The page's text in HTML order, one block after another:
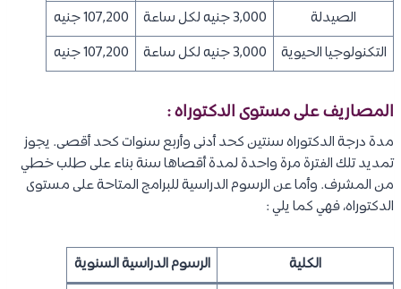
الصيدلة 3,000 جنيه لكل ساعة
107,200 جنيه
التكنولوجيا الحيوية
3,000 جنيه لكل ساعة 107,200 جنيه
المصاريف على مستوى الدكتوراه :
مدة درجة الدكتوراه سنتين كحد أدنى وأربع سنوات كحد أقصى. يجوز
تمديد تلك الفترة مرة واحدة لمدة أقصاها سنة بناء على طلب خطي
من المشرف. وأما عن الرسوم الدراسية للبرامج المتاحة على مستوى
الدكتوراه، فهي كما يلي :
الكلية
الرسوم الدراسية السنوية